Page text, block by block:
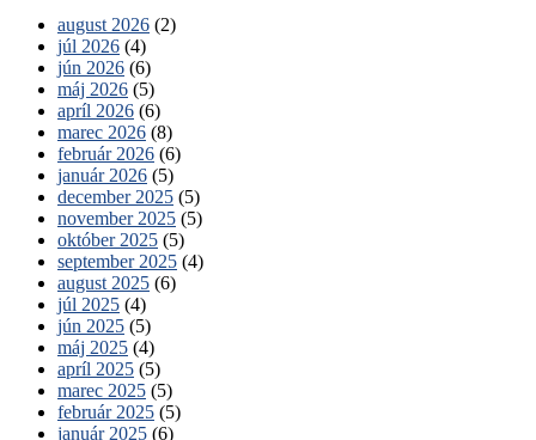
august 2026 (2)
júl 2026 (4)
jún 2026 (6)
máj 2026 (5)
apríl 2026 (6)
marec 2026 (8)
február 2026 (6)
január 2026 (5)
december 2025 (5)
november 2025 (5)
október 2025 (5)
september 2025 (4)
august 2025 (6)
júl 2025 (4)
jún 2025 (5)
máj 2025 (4)
apríl 2025 (5)
marec 2025 (5)
február 2025 (5)
január 2025 (6)